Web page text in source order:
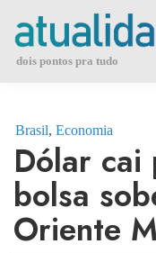
contentdois pontos pra tudo
Brasil, Economia
Dólar cai
bolsa
Oriente